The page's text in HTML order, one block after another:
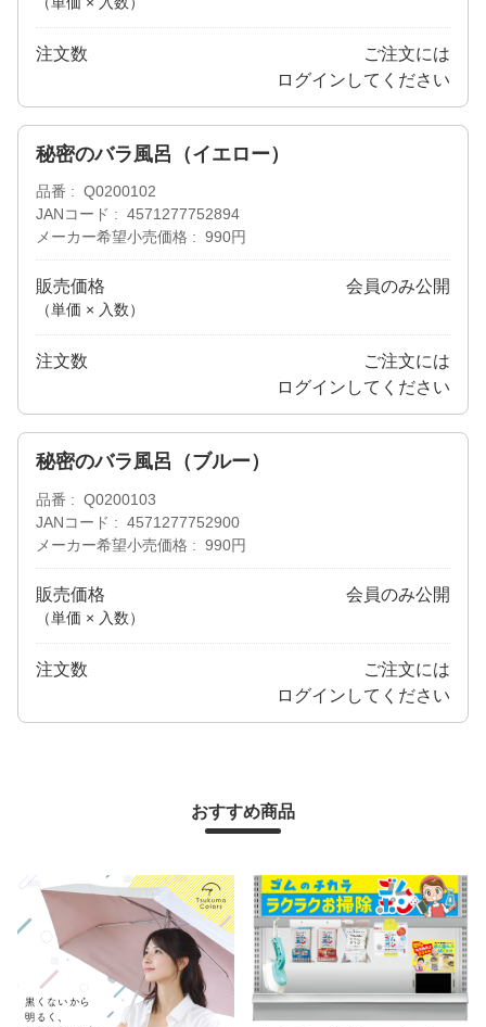
注文数
ご注文には
ログイン してください
秘密のバラ風呂（イエロー）
品番
Q0200102
JANコード
4571277752894
メーカー希望小売価格
990円
販売価格
（単価 × 入数）
会員のみ公開
注文数
ご注文には
ログイン してください
秘密のバラ風呂（ブルー）
品番
Q0200103
JANコード
4571277752900
メーカー希望小売価格
990円
販売価格
（単価 × 入数）
会員のみ公開
注文数
ご注文には
ログイン してください
おすすめ商品